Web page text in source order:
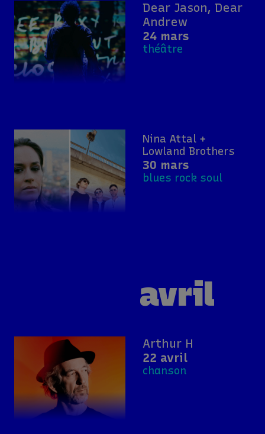
Dear Jason, Dear
Andrew
24 mars
théâtre
Nina Attal +
Lowland Brothers
30 mars
blues rock soul
avril
Arthur H
22 avril
chanson